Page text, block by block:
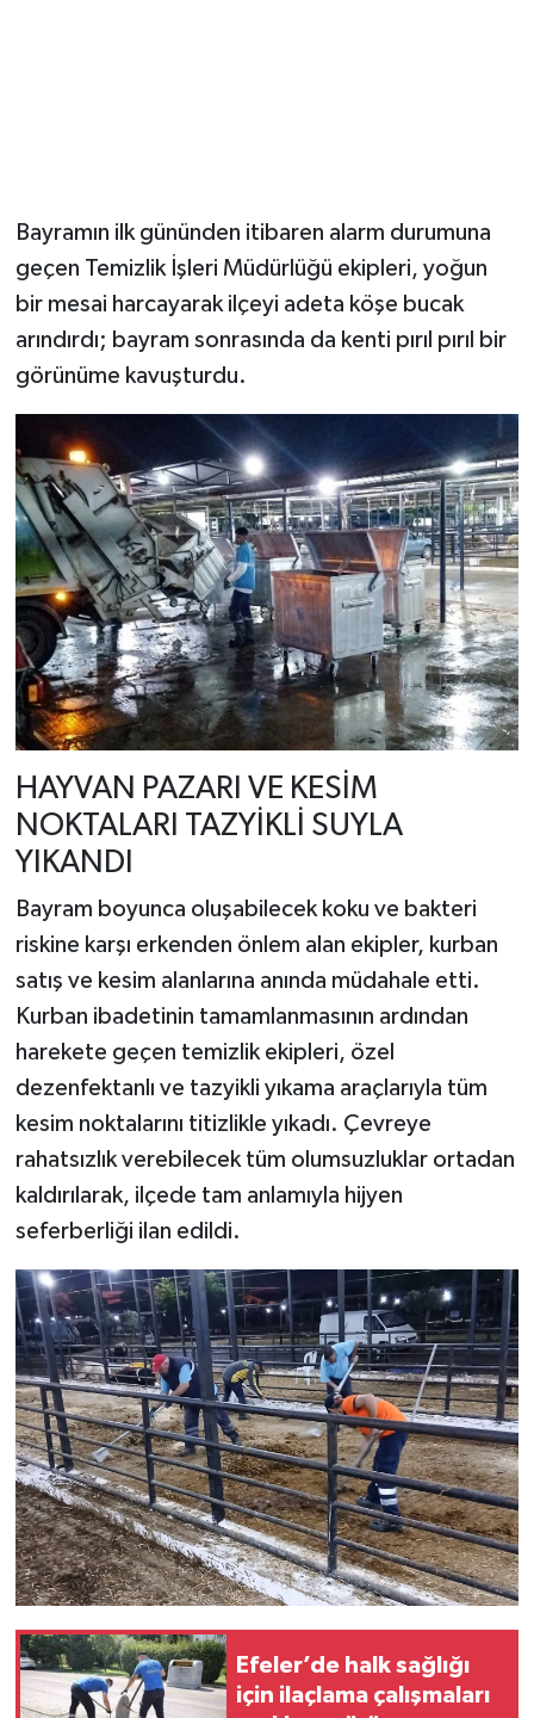
Bayramın ilk gününden itibaren alarm durumuna
geçen Temizlik İşleri Müdürlüğü ekipleri, yoğun
bir mesai harcayarak ilçeyi adeta köşe bucak
arındırdı; bayram sonrasında da kenti pırıl pırıl bir
görünüme kavuşturdu.
HAYVAN PAZARI VE KESİM
NOKTALARI TAZYİKLİ SUYLA
YIKANDI
Bayram boyunca oluşabilecek koku ve bakteri
riskine karşı erkenden önlem alan ekipler, kurban
satış ve kesim alanlarına anında müdahale etti.
Kurban ibadetinin tamamlanmasının ardından
harekete geçen temizlik ekipleri, özel
dezenfektanlı ve tazyikli yıkama araçlarıyla tüm
kesim noktalarını titizlikle yıkadı. Çevreye
rahatsızlık verebilecek tüm olumsuzluklar ortadan
kaldırılarak, ilçede tam anlamıyla hijyen
seferberliği ilan edildi.
Efeler’de halk sağlığı
için ilaçlama çalışmaları